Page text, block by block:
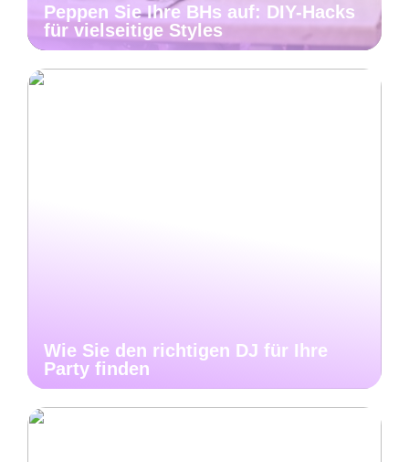
Peppen Sie Ihre BHs auf: DIY-Hacks
für vielseitige Styles
Wie Sie den richtigen DJ für Ihre
Party finden